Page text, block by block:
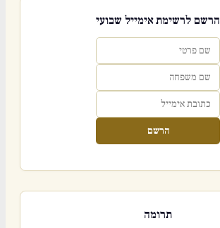
הרשם לרשימת אימייל שבועי
הרשם
תרומה